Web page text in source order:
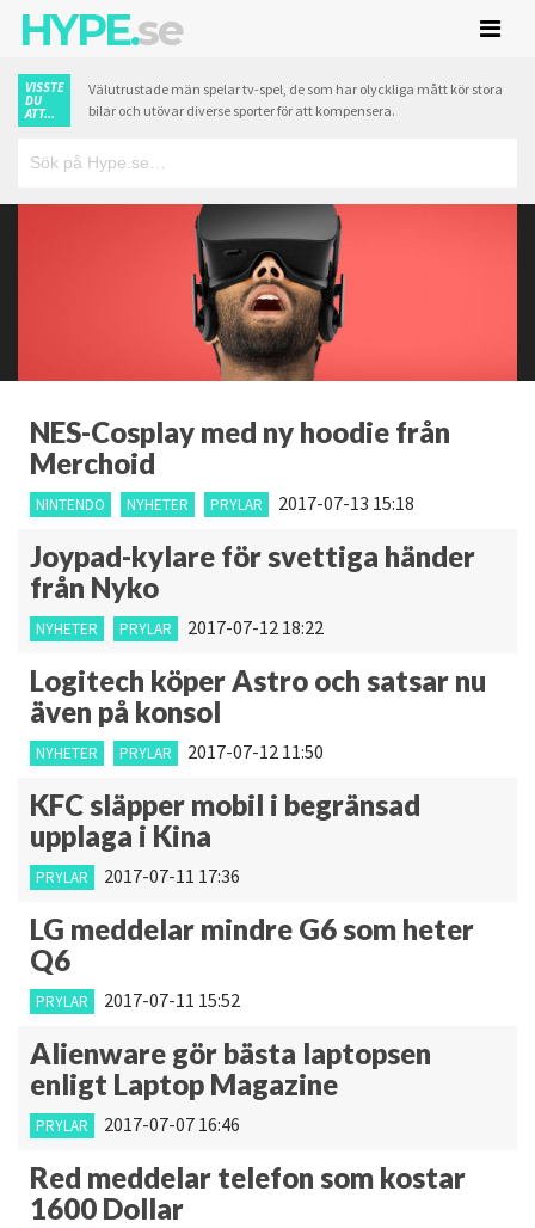
HYPE.se
VISSTE
DU
ATT...
Välutrustade män spelar tv-spel, de som har olyckliga mått kör stora
bilar och utövar diverse sporter för att kompensera.
NES-Cosplay med ny hoodie från
Merchoid
NINTENDO NYHETER PRYLAR 2017-07-13 15:18
Joypad-kylare för svettiga händer
från Nyko
NYHETER PRYLAR 2017-07-12 18:22
Logitech köper Astro och satsar nu
även på konsol
NYHETER PRYLAR 2017-07-12 11:50
KFC släpper mobil i begränsad
upplaga i Kina
PRYLAR 2017-07-11 17:36
LG meddelar mindre G6 som heter
Q6
PRYLAR 2017-07-11 15:52
Alienware gör bästa laptopsen
enligt Laptop Magazine
PRYLAR 2017-07-07 16:46
Red meddelar telefon som kostar
1600 Dollar